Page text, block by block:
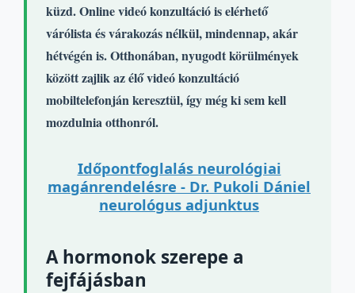
küzd. Online videó konzultáció is elérhető
várólista és várakozás nélkül, mindennap, akár
hétvégén is. Otthonában, nyugodt körülmények
között zajlik az élő videó konzultáció
mobiltelefonján keresztül, így még ki sem kell
mozdulnia otthonról.
Időpontfoglalás neurológiai
magánrendelésre - Dr. Pukoli Dániel
neurológus adjunktus
A hormonok szerepe a
fejfájásban